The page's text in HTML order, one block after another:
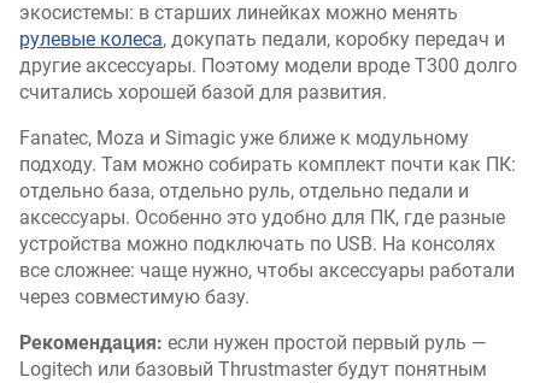
экосистемы: в старших линейках можно менять
рулевые колеса, докупать педали, коробку передач и
другие аксессуары. Поэтому модели вроде T300 долго
считались хорошей базой для развития.
Fanatec, Moza и Simagic уже ближе к модульному
подходу. Там можно собирать комплект почти как ПК:
отдельно база, отдельно руль, отдельно педали и
аксессуары. Особенно это удобно для ПК, где разные
устройства можно подключать по USB. На консолях
все сложнее: чаще нужно, чтобы аксессуары работали
через совместимую базу.
Рекомендация: если нужен простой первый руль —
Logitech или базовый Thrustmaster будут понятным